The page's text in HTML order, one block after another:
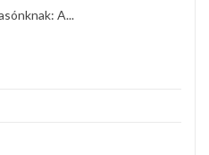
A...